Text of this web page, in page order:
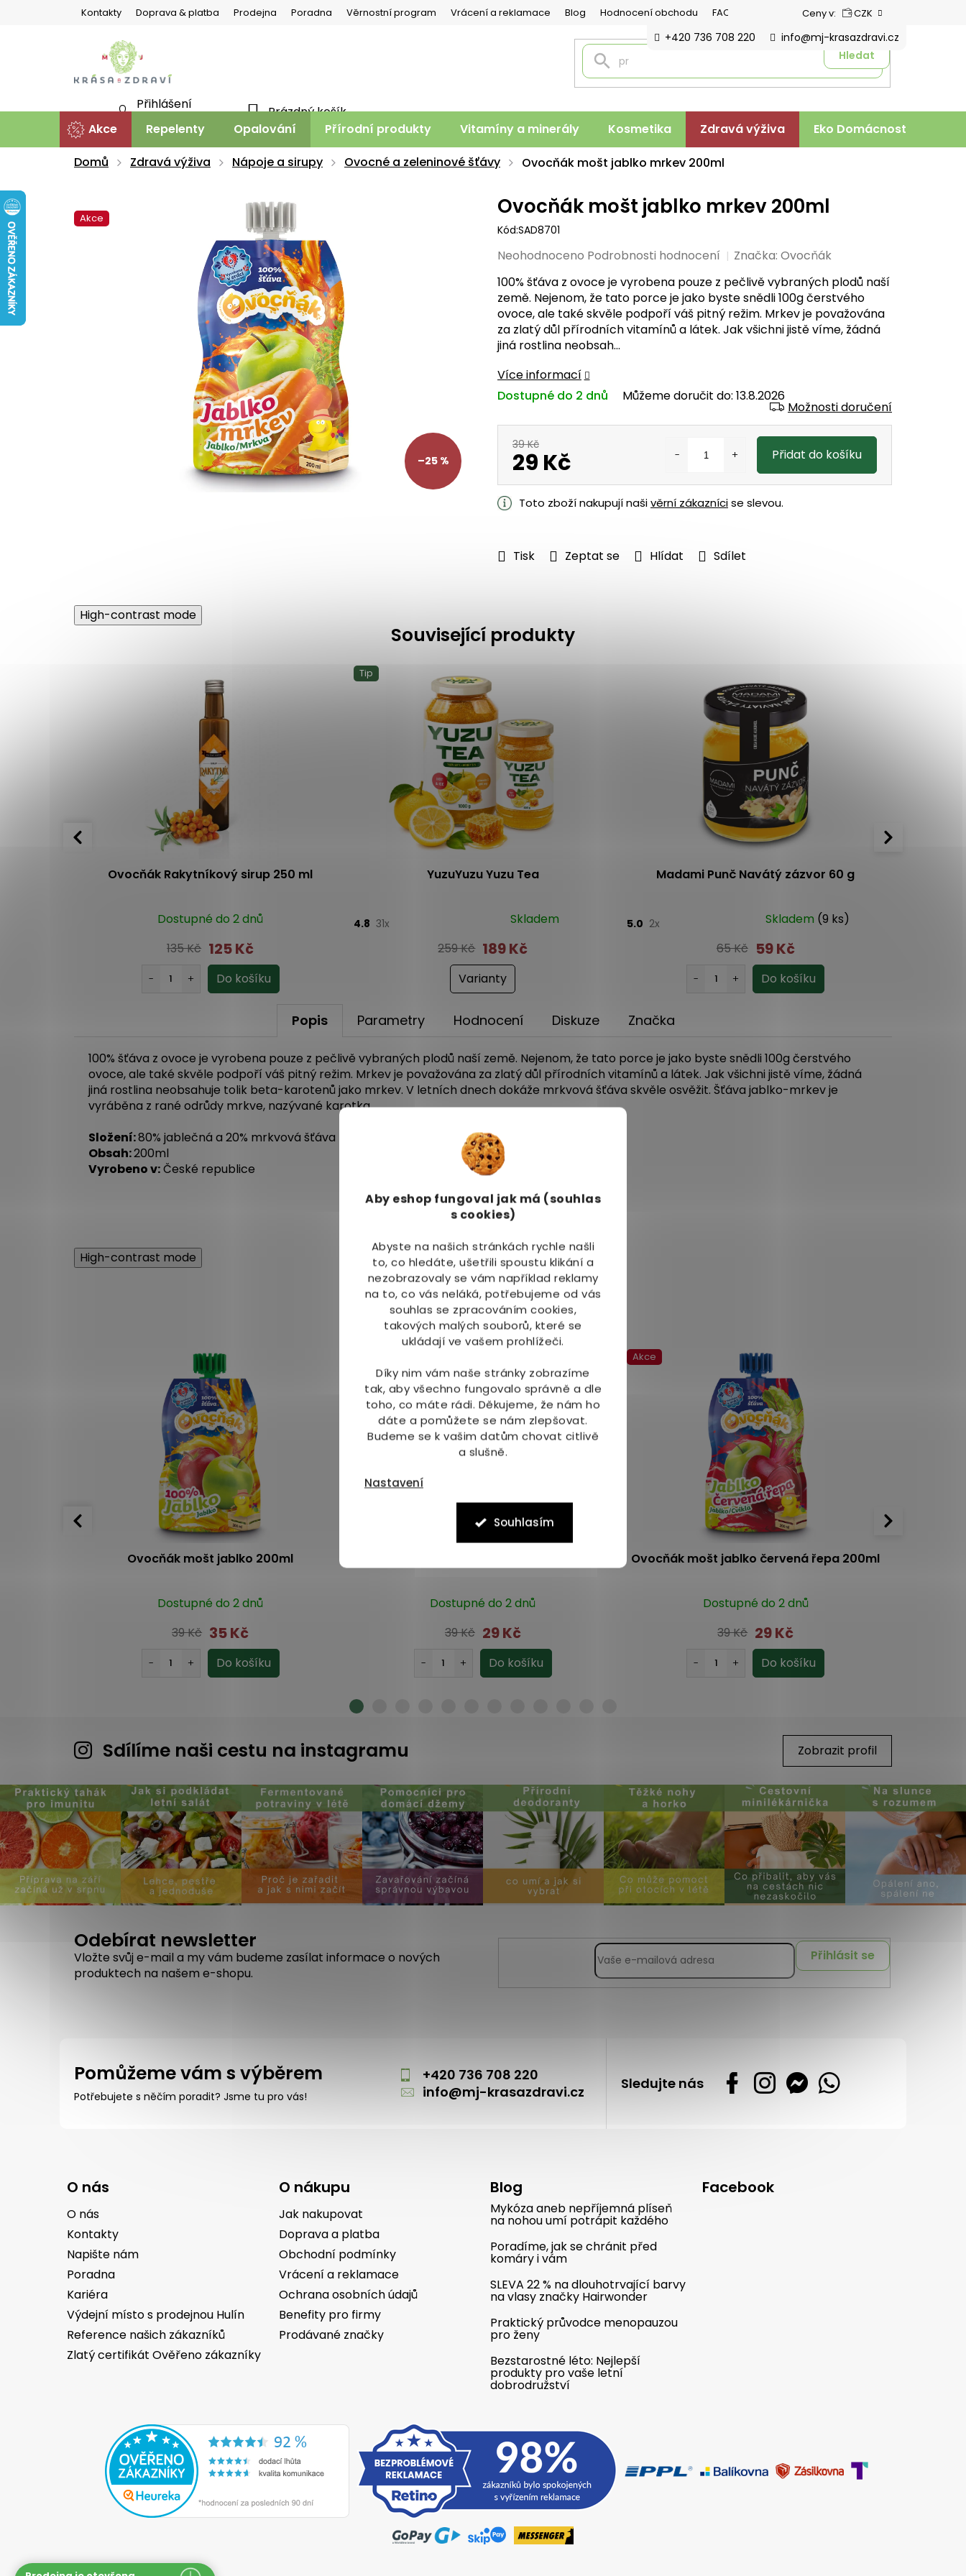
Aby eshop fungoval jak má (souhlas
s cookies)
Abyste na našich stránkách rychle našli
to, co hledáte, ušetřili spoustu klikání a
nezobrazovaly se vám například reklamy
na to, co vás neláká, potřebujeme od vás
souhlas se zpracováním cookies,
takových malých souborů, které se
ukládají ve vašem prohlížeči.
Díky nim vám naše stránky zobrazíme
tak, aby všechno fungovalo správně a dle
toho, co máte rádi. Děkujeme, že nám ho
dáte a pomůžete se nám zlepšovat.
Budeme se k vašim datům chovat citlivě
a slušně.
Nastavení
Souhlasím
Kontakty Doprava & platba Prodejna Poradna Věrnostní program Vrácení a reklamace Blog Hodnocení obchodu FAQ Ceny v: CZK
Hledat
+420 736 708 220 info@mj-krasazdravi.cz
KOŠÍK
Prázdný košík
Přihlášení
Akce Repelenty Opalování Přírodní produkty Vitamíny a minerály Kosmetika Zdravá výživa Eko Domácnost
Domů
Zdravá výživa Nápoje a sirupy Ovocné a zeleninové šťávy Ovocňák mošt jablko mrkev 200ml
–25 %
Akce
100% šťáva z ovoce je vyrobena pouze z pečlivě vybraných plodů naší
země. Nejenom, že tato porce je jako byste snědli 100g čerstvého
ovoce, ale také skvěle podpoří váš pitný režim. Mrkev je považována
za zlatý důl přírodních vitamínů a látek. Jak všichni jistě víme, žádná
jiná rostlina neobsah...
Více informací
Tisk Zeptat se Hlídat Sdílet
Můžeme doručit do: 13.8.2026
Možnosti doručení
Dostupné do 2 dnů
Ovocňák mošt jablko mrkev 200ml
Kód:SAD8701
Průměrné
produktu
je
0,0
z
5
hvězdiček.
Neohodnoceno Podrobnosti hodnocení Značka:Ovocňák
39 Kč
29 Kč
Měrná
cena:
Přidat do košíku
Toto zboží nakupují našivěrní zákaznícise slevou.
High-contrast mode
Související produkty
Ovocňák Rakytníkový sirup 250 ml
Dostupné do 2 dnů
135 Kč 125 Kč
Tip
YuzuYuzu Yuzu Tea
4.8 31x
Skladem
259 Kč 189 Kč
Varianty
Madami Punč Navátý zázvor 60 g
5.0 2x Skladem (9 ks)
65 Kč 59 Kč
Popis Parametry Hodnocení Diskuze Značka
100% šťáva z ovoce je vyrobena pouze z pečlivě vybraných plodů naší země. Nejenom, že tato porce je jako byste snědli 100g čerstvého
ovoce, ale také skvěle podpoří váš pitný režim. Mrkev je považována za zlatý důl přírodních vitamínů a látek. Jak všichni jistě víme, žádná
jiná rostlina neobsahuje tolik beta-karotenů jako mrkev. V letních dnech dokáže mrkvová šťáva skvěle osvěžit. Šťáva jablko-mrkev je
vyráběna z rané odrůdy mrkve, nazývané karotka.
Složení:80% jablečná a 20% mrkvová šťáva
Obsah:200ml
Vyrobeno v:České republice
High-contrast mode
Mohlo by Vás zajímat
Ovocňák mošt jablko 200ml
Dostupné do 2 dnů
39 Kč 35 Kč
Dostupné do 2 dnů
39 Kč 29 Kč
Akce
Ovocňák mošt jablko červená řepa 200ml
Dostupné do 2 dnů
39 Kč 29 Kč
Sdílíme naši cestu na instagramu Zobrazit profil
Odebírat newsletter
Vložte svůj e-mail a my vám budeme zasílat informace o nových
produktech na našem e-shopu.
Přihlásit se
Pomůžeme vám s výběrem
Potřebujete s něčím poradit? Jsme tu pro vás!
+420 736 708 220
info@mj-krasazdravi.cz Sledujte nás
O nás
O nás
Kontakty
Napište nám
Poradna
Kariéra
Výdejní místo s prodejnou Hulín
Reference našich zákazníků
Zlatý certifikát Ověřeno zákazníky
O nákupu
Jak nakupovat
Doprava a platba
Obchodní podmínky
Vrácení a reklamace
Ochrana osobních údajů
Benefity pro firmy
Prodávané značky
Blog
Mykóza aneb nepříjemná plíseň
na nohou umí potrápit každého
Poradíme, jak se chránit před
komáry i vám
SLEVA 22 % na dlouhotrvající barvy
na vlasy značky Hairwonder
Praktický průvodce menopauzou
pro ženy
Bezstarostné léto: Nejlepší
produkty pro vaše letní
dobrodružství
Facebook